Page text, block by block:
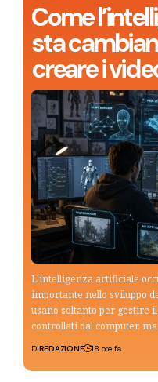
Come
sta
creare i
L'intelligenza artificiale
importante nello sviluppo
usano soltanto per gestire
controllati dal computer,
DiREDAZIONE 18 ore fa